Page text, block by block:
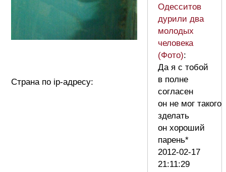
Страна по ip-адресу:
Одесситов
дурили два
молодых
человека
(Фото):
Да я с тобой
в полне
согласен
он не мог такого
зделать
он хороший
парень*
2012-02-17
21:11:29